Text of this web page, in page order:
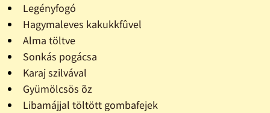
Legényfogó
Hagymaleves kakukkfûvel
Alma töltve
Sonkás pogácsa
Karaj szilvával
Gyümölcsös õz
Libamájjal töltött gombafejek